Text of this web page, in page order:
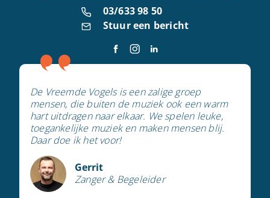
03/633 98 50
Stuur een bericht
De Vreemde Vogels is een zalige groep
mensen, die buiten de muziek ook een warm
hart uitdragen naar elkaar. We spelen leuke,
toegankelijke muziek en maken mensen blij.
Daar doe ik het voor!
Gerrit
Zanger & Begeleider